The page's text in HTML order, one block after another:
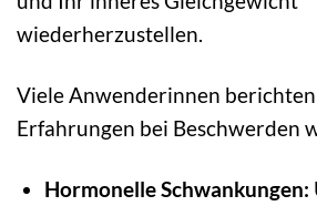
wiederherzustellen.
Viele Anwenderinnen
Erfahrungen bei Beschwerden
Hormonelle Schwankungen: